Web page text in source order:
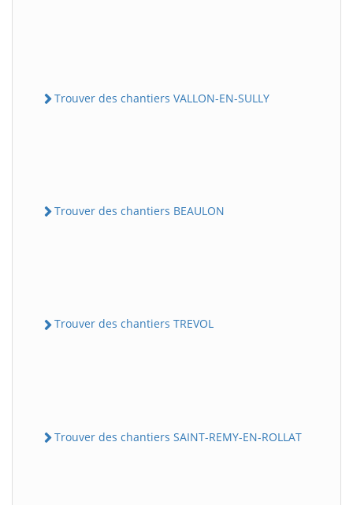
Trouver des chantiers VALLON-EN-SULLY
Trouver des chantiers BEAULON
Trouver des chantiers TREVOL
Trouver des chantiers SAINT-REMY-EN-ROLLAT